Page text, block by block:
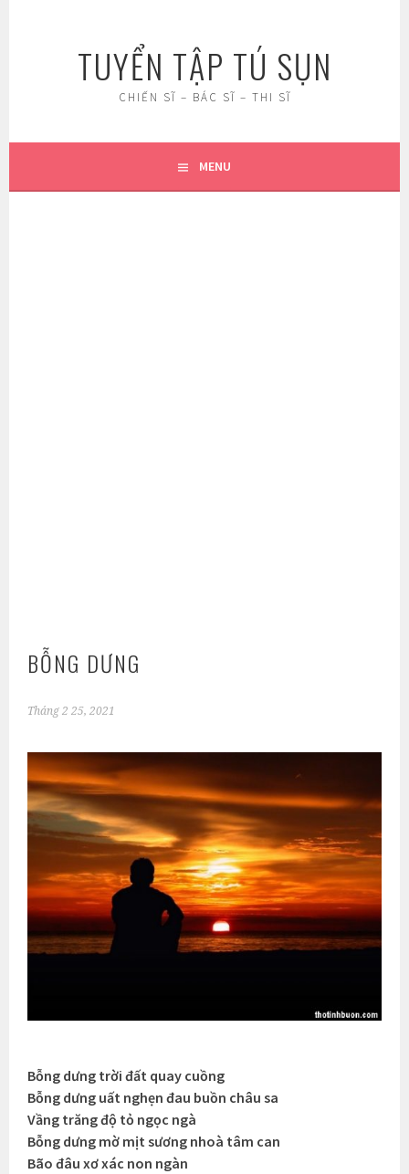
TUYỂN TẬP TÚ SỤN
CHIẾN SĨ – BÁC SĨ – THI SĨ
MENU
BỖNG DƯNG
Tháng 2 25, 2021
Bỗng dưng trời đất quay cuồng
Bỗng dưng uất nghẹn đau buồn châu sa
Vầng trăng độ tỏ ngọc ngà
Bỗng dưng mờ mịt sương nhoà tâm can
Bão đâu xơ xác non ngàn